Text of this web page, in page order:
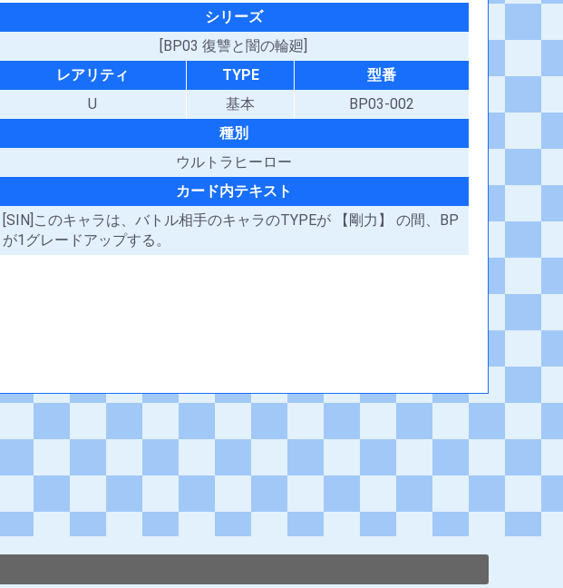
シリーズ
[BP03 復讐と闇の輪廻]
レアリティ
TYPE
型番
U
基本
BP03-002
種別
ウルトラヒーロー
カード内テキスト
[SIN]このキャラは、バトル相手のキャラのTYPEが 【剛力】 の間、BP
が1グレードアップする。